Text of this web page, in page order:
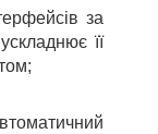
за
її